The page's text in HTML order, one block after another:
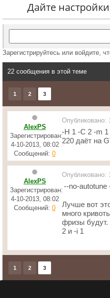
Дайте
Зарегистрируйтесь или войдите,
22 сообщения в этой теме
1 2 3
AlexPS
Зарегистрирован:
4-10-2013, 08:02
Сообщений: 0
Опубликовано:
-H 1 -C 2 -m
220 даёт на
AlexPS
Зарегистрирован:
4-10-2013, 08:02
Сообщений: 0
Опубликовано:
--no-autotune
Лучше вот
много
фризы будут.
2 и -i 1
1 2 3